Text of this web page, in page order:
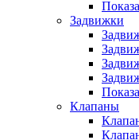
Задвижки
Клапаны